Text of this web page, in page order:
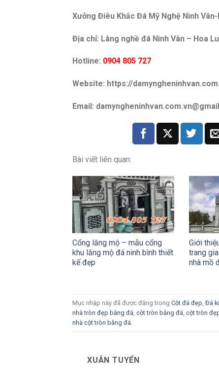
Xưởng Điêu Khắc Đá Mỹ Nghệ Ninh Vân-
Địa chỉ: Làng nghề đá Ninh Vân – Hoa
Hotline: 0904 805 727
Website: https://
Email:
Bài viết liên quan:
Cổng lăng mộ – mẫu cổng
khu lăng mộ đá ninh bình thiết
kế đẹp
Giới
trang
nhà mồ
Mục nhập này đã được đăng trong Cột đá đẹp Đá
nhà tròn đẹp bằng đá cột tròn bằng đá cột tròn
nhà cột tròn bằng đá
XUÂN TUYỂN